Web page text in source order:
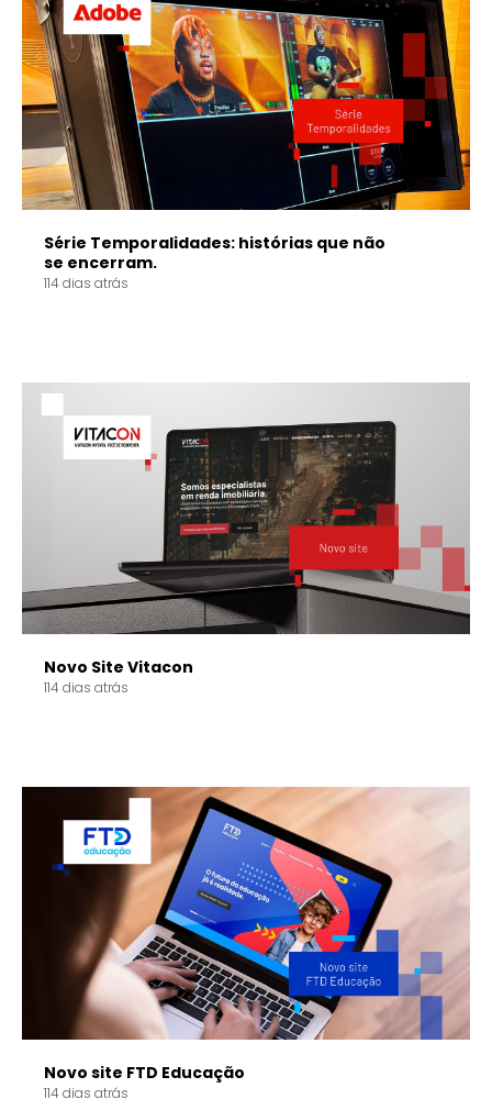
Série Temporalidades: histórias que não
se encerram.
114 dias atrás
Novo Site Vitacon
114 dias atrás
Novo site FTD Educação
114 dias atrás